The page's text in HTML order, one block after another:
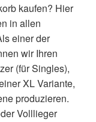
kaufen? Hier
in allen
einer der
wir Ihren
(für Singles),
XL Variante,
produzieren.
Volllieger